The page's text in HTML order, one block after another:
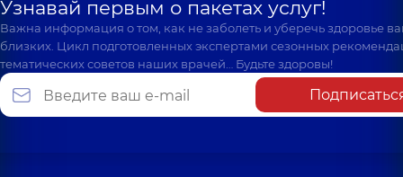
Узнавай первым о пакетах услуг!
Важна информация о том, как не заболеть и уберечь здоровье
близких. Цикл подготовленных экспертами сезонных
тематических советов наших врачей… Будьте здоровы!